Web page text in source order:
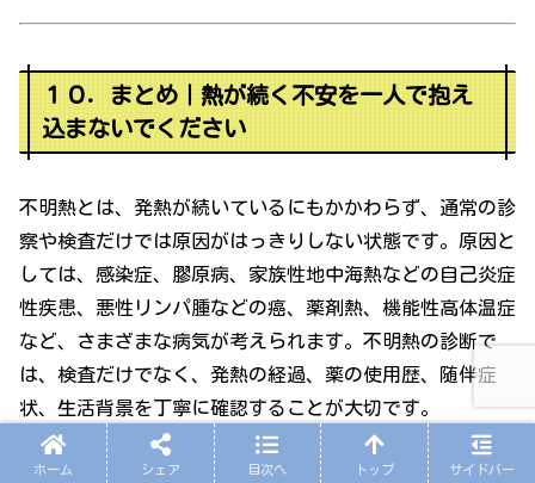
１０．まとめ｜熱が続く不安を一人で抱え
込まないでください
不明熱とは、発熱が続いているにもかかわらず、通常の診
察や検査だけでは原因がはっきりしない状態です。原因と
しては、感染症、膠原病、家族性地中海熱などの自己炎症
性疾患、悪性リンパ腫などの癌、薬剤熱、機能性高体温症
など、さまざまな病気が考えられます。不明熱の診断で
は、検査だけでなく、発熱の経過、薬の使用歴、随伴症
状、生活背景を丁寧に確認することが大切です。
「熱が続くけれど、どこに相談したらいいかわからない」
ホーム シェア 目次へ トップ サイドバー